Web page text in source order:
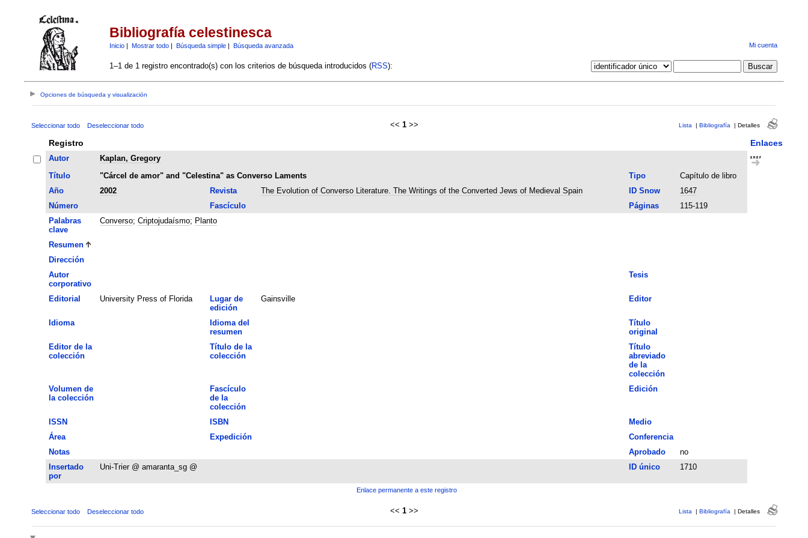
Bibliografía celestinesca
Inicio| Mostrar todo| Búsqueda simple| Búsqueda avanzada Mi cuenta
1–1 de 1 registro encontrado(s) con los criterios de búsqueda introducidos (RSS):
Opciones de búsqueda y visualización
Seleccionar todo Deseleccionar todo << 1 >> Lista | Bibliografía | Detalles
Registro Enlaces
Autor
Kaplan, Gregory
Título
"Cárcel de amor" and "Celestina" as Converso Laments Tipo
Capítulo de libro
Año
2002 Revista The Evolution of Converso Literature. The Writings of the Converted Jews of Medieval Spain ID Snow
1647
Número
Fascículo Páginas
115-119
Palabras
clave
Converso; Criptojudaísmo; Planto
Resumen
Dirección
Autor
corporativo
Tesis
Editorial University Press of Florida
Lugar de
edición
Gainsville Editor
Idioma
Idioma del
resumen
Título
original
Editor de la
colección
Título de la
colección
Título
abreviado
de la
colección
Volumen de
la colección
Fascículo
de la
colección
Edición
ISSN ISBN
Medio
Área
Expedición
Conferencia
Notas
Aprobado
no
Insertado
por
Uni-Trier @ amaranta_sg @ ID único 1710
Enlace permanente a este registro
Seleccionar todo Deseleccionar todo << 1 >> Lista | Bibliografía | Detalles